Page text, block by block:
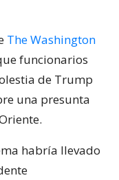
The Washington
funcionarios
de Trump
una presunta
habría llevado